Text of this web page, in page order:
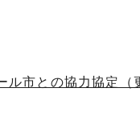
市との協力協定（